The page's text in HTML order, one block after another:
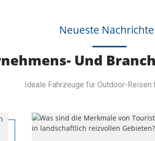
Neueste
Und
Ideale Fahrzeuge für Outdoor-Reisen